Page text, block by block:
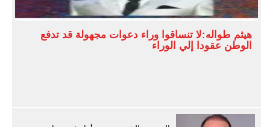
هيثم طواله:لا تنساقوا وراء دعوات مجهولة قد تدفع
الوطن عقودا إلي الوراء